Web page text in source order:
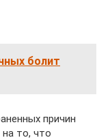
болит
причин
то, что